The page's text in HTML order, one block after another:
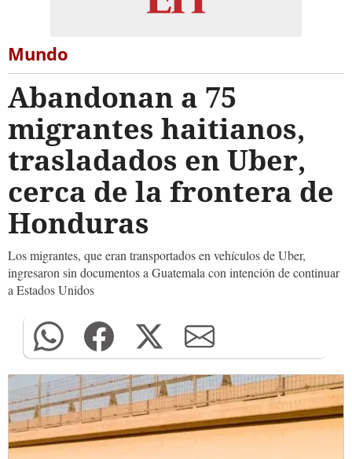
Mundo
Abandonan a 75
migrantes haitianos,
trasladados en Uber,
cerca de la frontera de
Honduras
Los migrantes, que eran transportados en vehículos de Uber,
ingresaron sin documentos a Guatemala con intención de continuar
a Estados Unidos